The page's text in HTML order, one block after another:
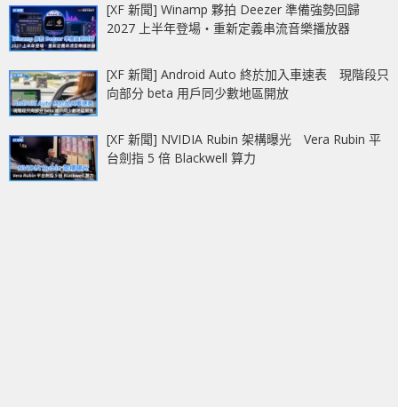
[XF 新聞] Winamp 夥拍 Deezer 準備強勢回歸
2027 上半年登場‧重新定義串流音樂播放器
[XF 新聞] Android Auto 終於加入車速表 現階段只
向部分 beta 用戶同少數地區開放
[XF 新聞] NVIDIA Rubin 架構曝光 Vera Rubin 平
台劍指 5 倍 Blackwell 算力